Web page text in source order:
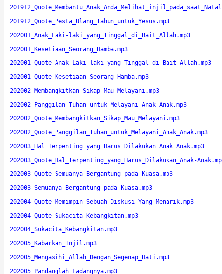
201912_Quote_Pesta_Ulang_Tahun_untuk_Yesus.mp3
202001_Anak_Laki-laki_yang_Tinggal_di_Bait_Allah.mp3
202001_Kesetiaan_Seorang_Hamba.mp3
202001_Quote_Anak_Laki-laki_yang_Tinggal_di_Bait_Allah.mp3
202001_Quote_Kesetiaan_Seorang_Hamba.mp3
202002_Membangkitkan_Sikap_Mau_Melayani.mp3
202002_Panggilan_Tuhan_untuk_Melayani_Anak_Anak.mp3
202002_Quote_Membangkitkan_Sikap_Mau_Melayani.mp3
202002_Quote_Panggilan_Tuhan_untuk_Melayani_Anak_Anak.mp3
202003_Hal Terpenting yang Harus Dilakukan Anak Anak.mp3
202003_Quote_Hal_Terpenting_yang_Harus_Dilakukan_Anak-
202003_Quote_Semuanya_Bergantung_pada_Kuasa.mp3
202003_Semuanya_Bergantung_pada_Kuasa.mp3
202004_Quote_Memimpin_Sebuah_Diskusi_Yang_Menarik.mp3
202004_Quote_Sukacita_Kebangkitan.mp3
202004_Sukacita_Kebangkitan.mp3
202005_Kabarkan_Injil.mp3
202005_Mengasihi_Allah_Dengan_Segenap_Hati.mp3
202005_Pandanglah_Ladangnya.mp3